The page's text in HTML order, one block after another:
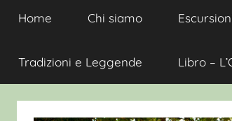
Home Chi siamo
Tradizioni e Leggende Libro –